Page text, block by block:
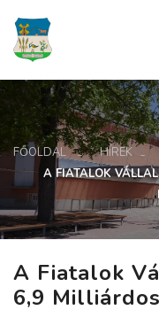
FŐOLDAL
HÍREK
A FIATALOK
A Fiatalok
6,9